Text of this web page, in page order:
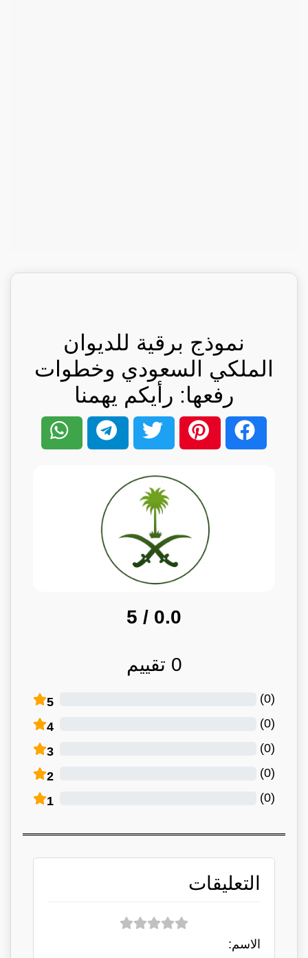
نموذج برقية للديوان
الملكي السعودي وخطوات
رفعها: رأيكم يهمنا
0.0
/ 5
0 تقييم
5 (
0
)
4 (
0
)
3 (
0
)
2 (
0
)
1 (
0
)
التعليقات
الاسم: